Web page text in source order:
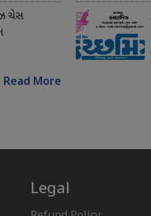
ચેસ
Read More
Legal